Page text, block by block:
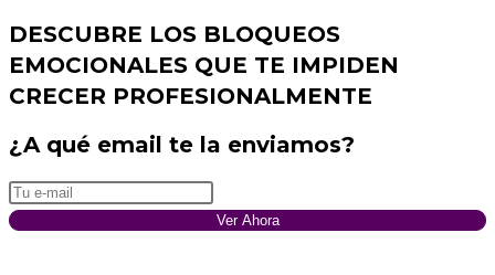
DESCUBRE LOS BLOQUEOS
EMOCIONALES QUE TE IMPIDEN
CRECER PROFESIONALMENTE
¿A qué email te la enviamos?
Ver Ahora